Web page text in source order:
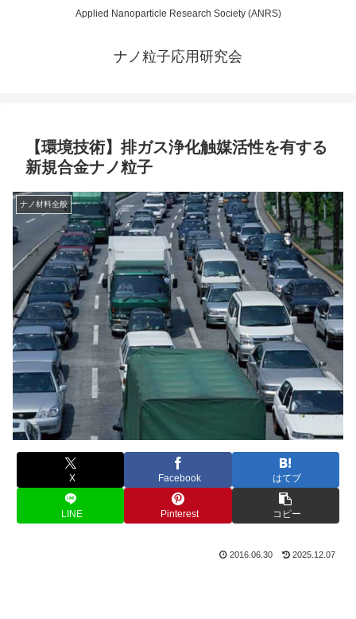
Applied Nanoparticle Research Society (ANRS)
ナノ粒子応用研究会
【環境技術】排ガス浄化触媒活性を有する
新規合金ナノ粒子
ナノ材料全般
X Facebook はてブ
LINE Pinterest コピー
2016.06.30 2025.12.07